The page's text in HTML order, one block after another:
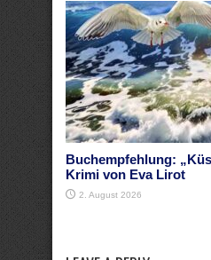
Buchempfehlung:
Krimi von Eva Lirot
2. August 2026